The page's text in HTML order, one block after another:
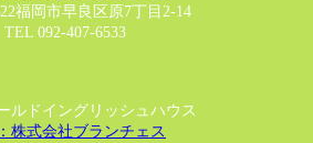
福岡市早良区原7丁目2-14
TEL 092-407-6533
ルドイングリッシュハウス
株式会社ブランチェス